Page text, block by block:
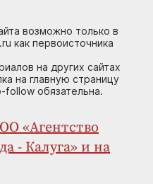
возможно только в
как первоисточника
на других сайтах
на главную страницу
follow обязательна.
«Агентство
- Калуга» и на